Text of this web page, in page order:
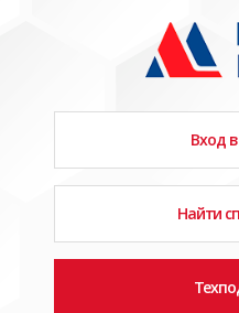
Вход
Найти